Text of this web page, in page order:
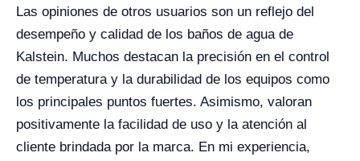
Las opiniones de otros usuarios son un reflejo del
desempeño y calidad de los baños de agua de
Kalstein. Muchos destacan la precisión en el control
de temperatura y la durabilidad de los equipos como
los principales puntos fuertes. Asimismo, valoran
positivamente la facilidad de uso y la atención al
cliente brindada por la marca. En mi experiencia,